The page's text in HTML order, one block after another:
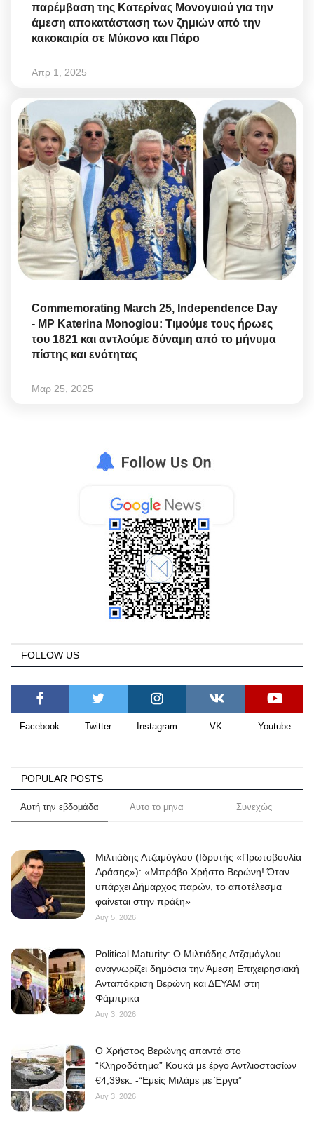
παρέμβαση της Κατερίνας Μονογυιού για την
άμεση αποκατάσταση των ζημιών από την
κακοκαιρία σε Μύκονο και Πάρο
Απρ 1, 2025
Commemorating March 25, Independence Day
- MP Katerina Monogiou: Τιμούμε τους ήρωες
του 1821 και αντλούμε δύναμη από το μήνυμα
πίστης και ενότητας
Μαρ 25, 2025
FOLLOW US
Facebook Twitter Instagram VK Youtube
POPULAR POSTS
Αυτή την εβδομάδα Αυτο το μηνα Συνεχώς
Μιλτιάδης Ατζαμόγλου (Ιδρυτής «Πρωτοβουλία
Δράσης»): «Μπράβο Χρήστο Βερώνη! Όταν
υπάρχει Δήμαρχος παρών, το αποτέλεσμα
φαίνεται στην πράξη»
Αυγ 5, 2026
Political Maturity: Ο Μιλτιάδης Ατζαμόγλου
αναγνωρίζει δημόσια την Άμεση Επιχειρησιακή
Ανταπόκριση Βερώνη και ΔΕΥΑΜ στη
Φάμπρικα
Αυγ 3, 2026
O Χρήστος Βερώνης απαντά στο
“Κληροδότημα” Κουκά με έργο Αντλιοστασίων
€4,39εκ. -“Εμείς Μιλάμε με Έργα”
Αυγ 3, 2026